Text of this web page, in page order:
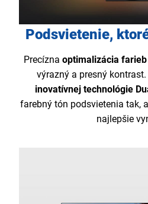
Podsvietenie,
Precízna optimalizácia farieb
výrazný a presný
inovatívnej technológie
farebný tón podsvietenia tak,
najlepšie